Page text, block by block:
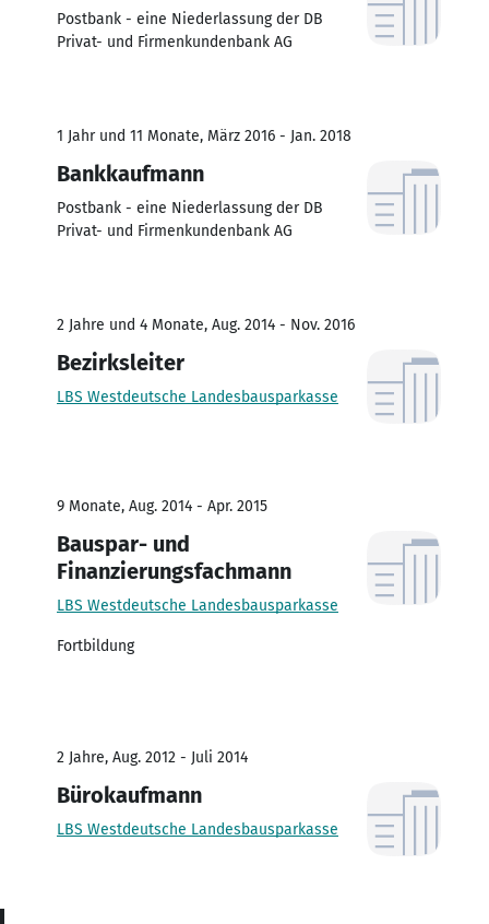
Postbank - eine Niederlassung der DB
Privat- und Firmenkundenbank AG
1 Jahr und 11 Monate, März 2016 - Jan. 2018
Bankkaufmann
Postbank - eine Niederlassung der DB
Privat- und Firmenkundenbank AG
2 Jahre und 4 Monate, Aug. 2014 - Nov. 2016
Bezirksleiter
LBS Westdeutsche Landesbausparkasse
9 Monate, Aug. 2014 - Apr. 2015
Bauspar- und
Finanzierungsfachmann
LBS Westdeutsche Landesbausparkasse
Fortbildung
2 Jahre, Aug. 2012 - Juli 2014
Bürokaufmann
LBS Westdeutsche Landesbausparkasse